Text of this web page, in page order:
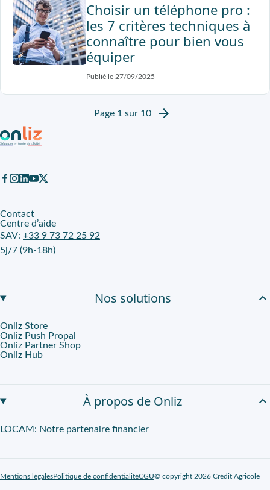
Choisir un téléphone pro :
les 7 critères techniques à
connaître pour bien vous
équiper
Publié le 27/09/2025
Page 1 sur 10
Contact
Centre d’aide
SAV: +33 9 73 72 25 92
5j/7 (9h-18h)
Nos solutions
Onliz Store
Onliz Push Propal
Onliz Partner Shop
Onliz Hub
À propos de Onliz
LOCAM: Notre partenaire financier
Mentions légalesPolitique de confidentialitéCGU© copyright 2026 Crédit Agricole